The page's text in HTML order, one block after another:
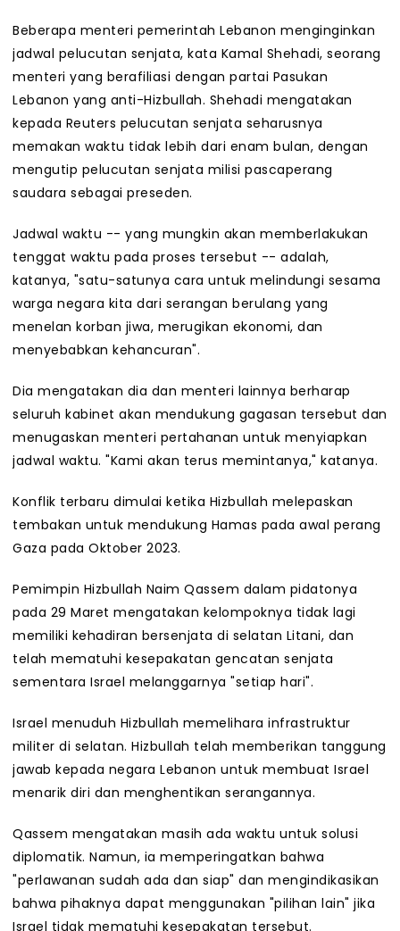
Beberapa menteri pemerintah Lebanon menginginkan
jadwal pelucutan senjata, kata Kamal Shehadi, seorang
menteri yang berafiliasi dengan partai Pasukan
Lebanon yang anti-Hizbullah. Shehadi mengatakan
kepada Reuters pelucutan senjata seharusnya
memakan waktu tidak lebih dari enam bulan, dengan
mengutip pelucutan senjata milisi pascaperang
saudara sebagai preseden.
Jadwal waktu -- yang mungkin akan memberlakukan
tenggat waktu pada proses tersebut -- adalah,
katanya, "satu-satunya cara untuk melindungi sesama
warga negara kita dari serangan berulang yang
menelan korban jiwa, merugikan ekonomi, dan
menyebabkan kehancuran".
Dia mengatakan dia dan menteri lainnya berharap
seluruh kabinet akan mendukung gagasan tersebut dan
menugaskan menteri pertahanan untuk menyiapkan
jadwal waktu. "Kami akan terus memintanya," katanya.
Konflik terbaru dimulai ketika Hizbullah melepaskan
tembakan untuk mendukung Hamas pada awal perang
Gaza pada Oktober 2023.
Pemimpin Hizbullah Naim Qassem dalam pidatonya
pada 29 Maret mengatakan kelompoknya tidak lagi
memiliki kehadiran bersenjata di selatan Litani, dan
telah mematuhi kesepakatan gencatan senjata
sementara Israel melanggarnya "setiap hari".
Israel menuduh Hizbullah memelihara infrastruktur
militer di selatan. Hizbullah telah memberikan tanggung
jawab kepada negara Lebanon untuk membuat Israel
menarik diri dan menghentikan serangannya.
Qassem mengatakan masih ada waktu untuk solusi
diplomatik. Namun, ia memperingatkan bahwa
"perlawanan sudah ada dan siap" dan mengindikasikan
bahwa pihaknya dapat menggunakan "pilihan lain" jika
Israel tidak mematuhi kesepakatan tersebut.